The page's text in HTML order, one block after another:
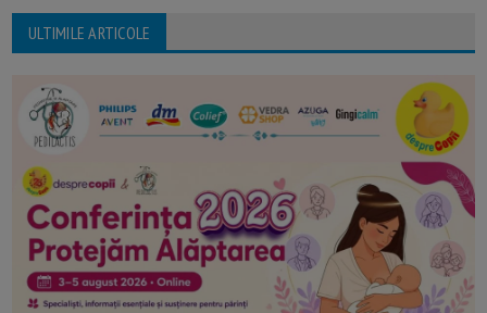
ULTIMILE ARTICOLE